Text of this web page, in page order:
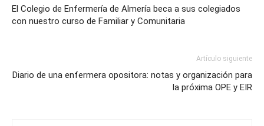
El Colegio de Enfermería de Almería beca a sus colegiados
con nuestro curso de Familiar y Comunitaria
Artículo siguiente
Diario de una enfermera opositora: notas y organización para
la próxima OPE y EIR